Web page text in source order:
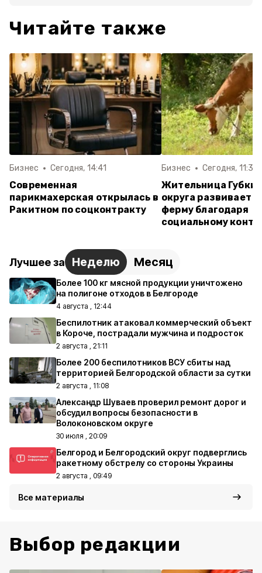
Читайте также
Бизнес Сегодня, 14:41
Современная
парикмахерская открылась в
Ракитном по соцконтракту
Бизнес Сегодня, 11:31
Жительница
округа развивает
ферму благодаря
социальному
Лучшее за Неделю Месяц
Более 100 кг мясной продукции уничтожено
на полигоне отходов в Белгороде
4 августа , 12:44
Беспилотник атаковал коммерческий объект
в Короче, пострадали мужчина и подросток
2 августа , 21:11
Более 200 беспилотников ВСУ сбиты над
территорией Белгородской области за сутки
2 августа , 11:08
Александр Шуваев проверил ремонт дорог и
обсудил вопросы безопасности в
Волоконовском округе
30 июля , 20:09
Белгород и Белгородский округ подверглись
ракетному обстрелу со стороны Украины
2 августа , 09:49
Все материалы
Выбор редакции